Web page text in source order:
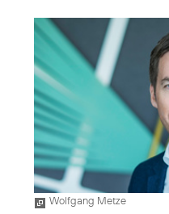
Wolfgang Metze